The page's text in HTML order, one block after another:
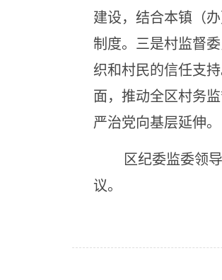
建设，结合本镇（
制度。三是村监督
织和村民的信任支
面，推动全区村务
严治党向基层延伸。
区纪委监委领
议。